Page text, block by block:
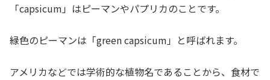
「capsicum」はピーマンやパプリカのことです。
緑色のピーマンは「green capsicum」と呼ばれます。
アメリカなどでは学術的な植物名であることから、食材で